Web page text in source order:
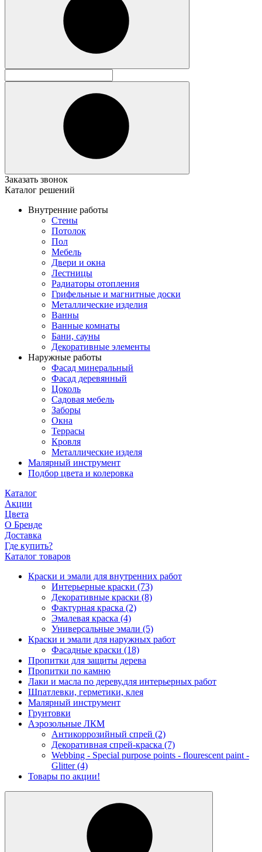
Заказать звонок
Каталог решений
Внутренние работы
Стены
Потолок
Пол
Мебель
Двери и окна
Лестницы
Радиаторы отопления
Грифельные и магнитные доски
Металлические изделия
Ванны
Ванные комнаты
Бани, сауны
Декоративные элементы
Наружные работы
Фасад минеральный
Фасад деревянный
Цоколь
Садовая мебель
Заборы
Окна
Террасы
Кровля
Металлические изделя
Малярный инструмент
Подбор цвета и колеровка
Каталог
Акции
Цвета
О Бренде
Доставка
Где купить?
Каталог товаров
Краски и эмали для внутренних работ
Интерьерные краски (73)
Декоративные краски (8)
Фактурная краска (2)
Эмалевая краска (4)
Универсальные эмали (5)
Краски и эмали для наружных работ
Фасадные краски (18)
Пропитки для защиты дерева
Пропитки по камню
Лаки и масла по дереву,для интерьерных работ
Шпатлевки, герметики, клея
Малярный инструмент
Грунтовки
Аэрозольные ЛКМ
Антикоррозийный спрей (2)
Декоративная спрей-краска (7)
Webbing - Special purpose points - flourescent paint -
Glitter (4)
Товары по акции!